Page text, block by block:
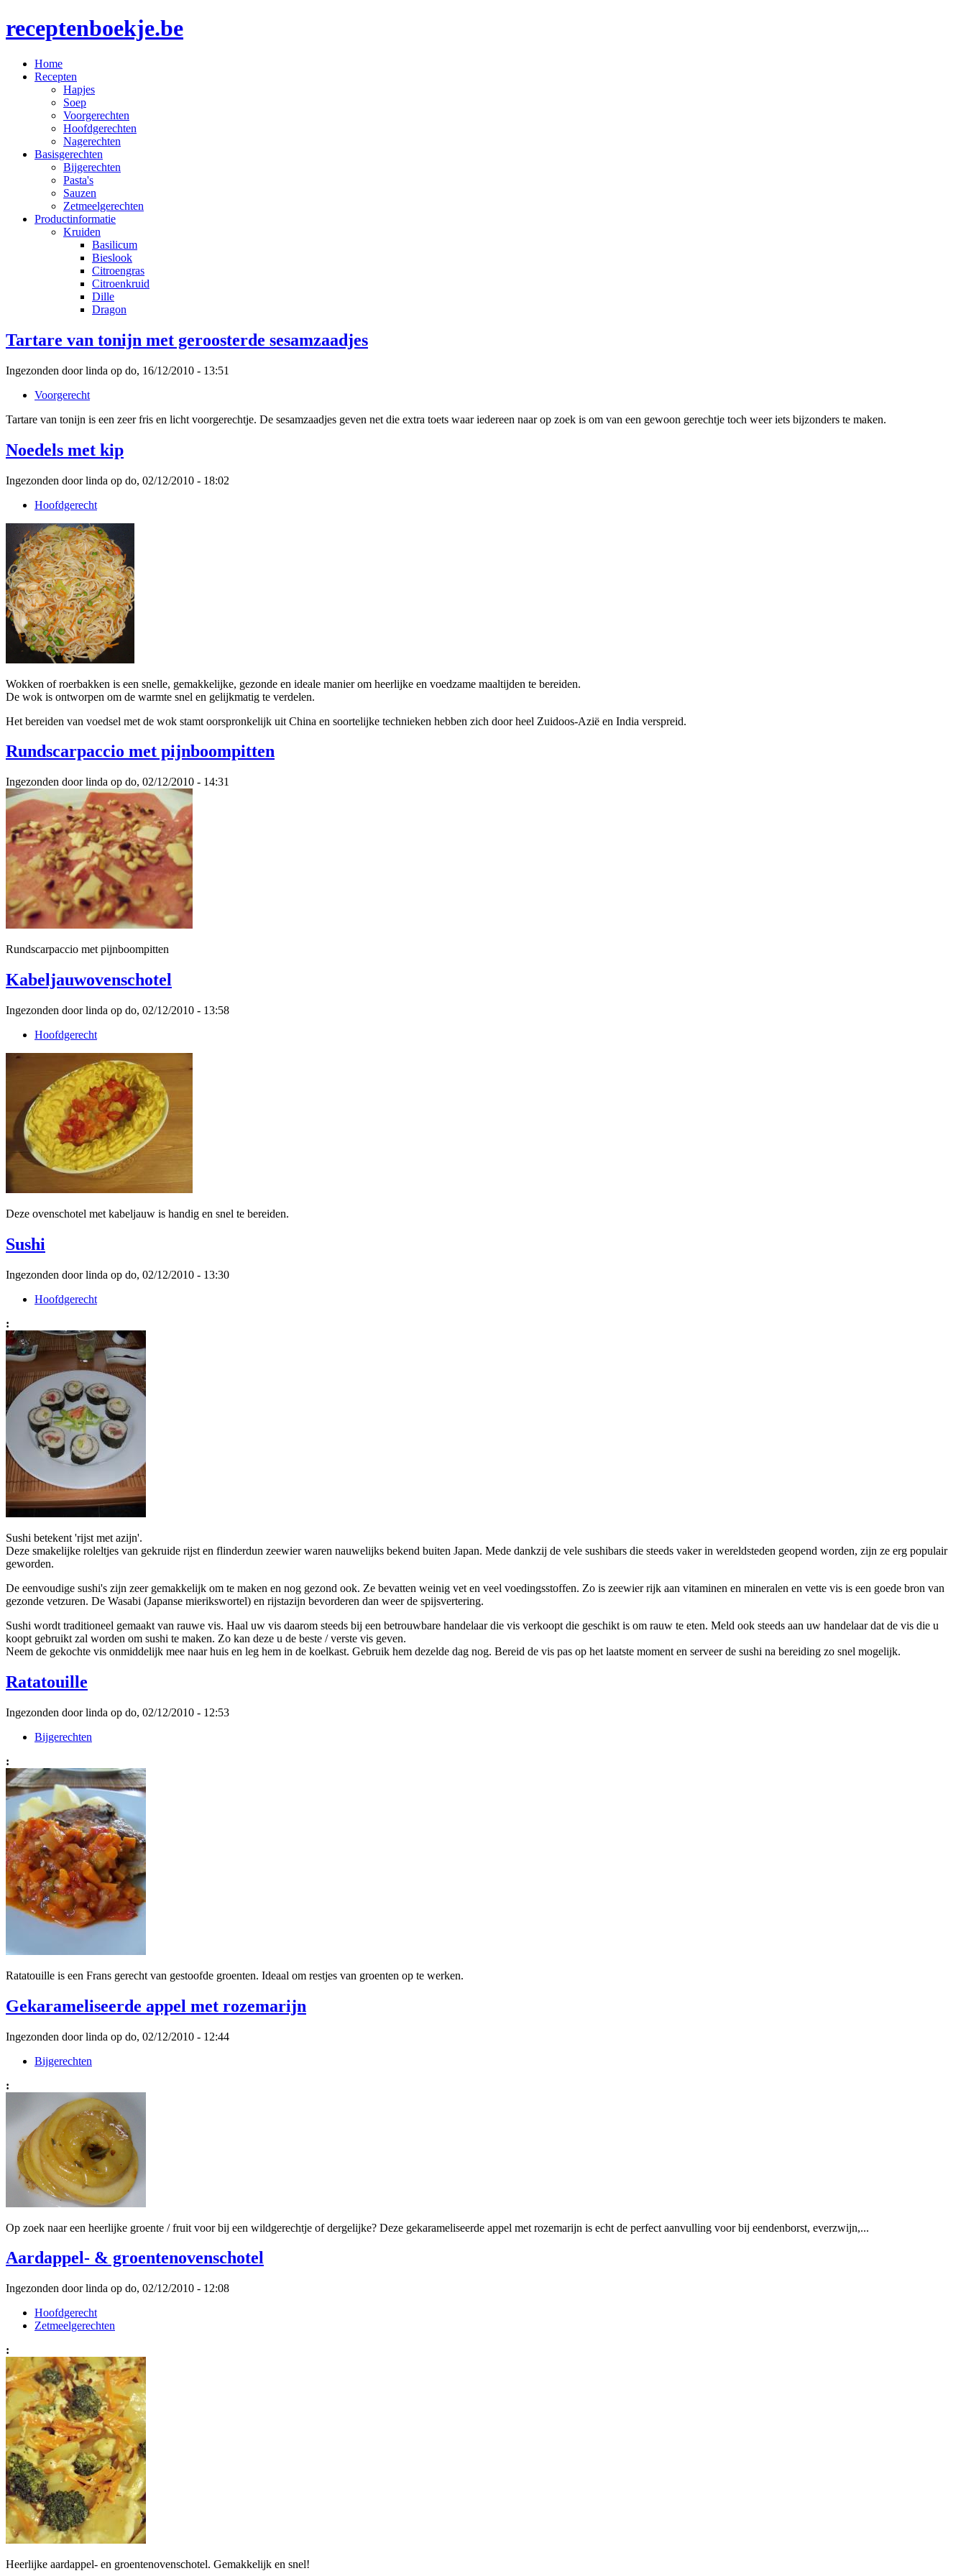
receptenboekje.be
Home
Recepten
Hapjes
Soep
Voorgerechten
Hoofdgerechten
Nagerechten
Basisgerechten
Bijgerechten
Pasta's
Sauzen
Zetmeelgerechten
Productinformatie
Kruiden
Basilicum
Bieslook
Citroengras
Citroenkruid
Dille
Dragon
Tartare van tonijn met geroosterde sesamzaadjes
Ingezonden door linda op do, 16/12/2010 - 13:51
Voorgerecht
Tartare van tonijn is een zeer fris en licht voorgerechtje. De sesamzaadjes geven net die extra toets waar iedereen naar op zoek is om van een gewoon gerechtje toch weer iets bijzonders te maken.
Noedels met kip
Ingezonden door linda op do, 02/12/2010 - 18:02
Hoofdgerecht
Wokken of roerbakken is een snelle, gemakkelijke, gezonde en ideale manier om heerlijke en voedzame maaltijden te bereiden.
De wok is ontworpen om de warmte snel en gelijkmatig te verdelen.
Het bereiden van voedsel met de wok stamt oorspronkelijk uit China en soortelijke technieken hebben zich door heel Zuidoos-Azië en India verspreid.
Rundscarpaccio met pijnboompitten
Ingezonden door linda op do, 02/12/2010 - 14:31
Rundscarpaccio met pijnboompitten
Kabeljauwovenschotel
Ingezonden door linda op do, 02/12/2010 - 13:58
Hoofdgerecht
Deze ovenschotel met kabeljauw is handig en snel te bereiden.
Sushi
Ingezonden door linda op do, 02/12/2010 - 13:30
Hoofdgerecht
:
Sushi betekent 'rijst met azijn'.
Deze smakelijke roleltjes van gekruide rijst en flinderdun zeewier waren nauwelijks bekend buiten Japan. Mede dankzij de vele sushibars die steeds vaker in wereldsteden geopend worden, zijn ze erg populair
geworden.
De eenvoudige sushi's zijn zeer gemakkelijk om te maken en nog gezond ook. Ze bevatten weinig vet en veel voedingsstoffen. Zo is zeewier rijk aan vitaminen en mineralen en vette vis is een goede bron van
gezonde vetzuren. De Wasabi (Japanse mierikswortel) en rijstazijn bevorderen dan weer de spijsvertering.
Sushi wordt traditioneel gemaakt van rauwe vis. Haal uw vis daarom steeds bij een betrouwbare handelaar die vis verkoopt die geschikt is om rauw te eten. Meld ook steeds aan uw handelaar dat de vis die u
koopt gebruikt zal worden om sushi te maken. Zo kan deze u de beste / verste vis geven.
Neem de gekochte vis onmiddelijk mee naar huis en leg hem in de koelkast. Gebruik hem dezelde dag nog. Bereid de vis pas op het laatste moment en serveer de sushi na bereiding zo snel mogelijk.
Ratatouille
Ingezonden door linda op do, 02/12/2010 - 12:53
Bijgerechten
:
Ratatouille is een Frans gerecht van gestoofde groenten. Ideaal om restjes van groenten op te werken.
Gekarameliseerde appel met rozemarijn
Ingezonden door linda op do, 02/12/2010 - 12:44
Bijgerechten
:
Op zoek naar een heerlijke groente / fruit voor bij een wildgerechtje of dergelijke? Deze gekarameliseerde appel met rozemarijn is echt de perfect aanvulling voor bij eendenborst, everzwijn,...
Aardappel- & groentenovenschotel
Ingezonden door linda op do, 02/12/2010 - 12:08
Hoofdgerecht
Zetmeelgerechten
:
Heerlijke aardappel- en groentenovenschotel. Gemakkelijk en snel!